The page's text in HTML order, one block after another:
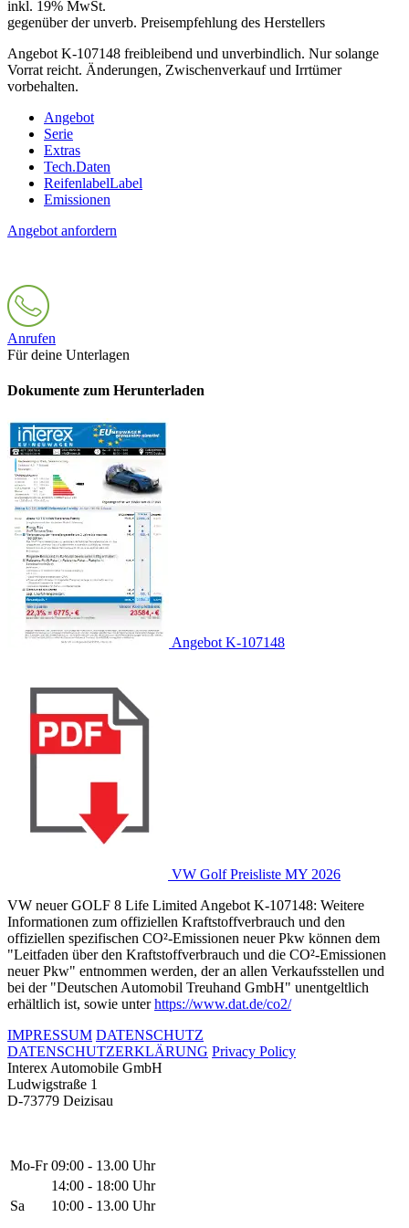
inkl. 19% MwSt.
gegenüber der unverb. Preisempfehlung des Herstellers
Angebot K-107148 freibleibend und unverbindlich. Nur solange
Vorrat reicht. Änderungen, Zwischenverkauf und Irrtümer
vorbehalten.
Angebot
Serie
Extras
Tech.Daten
ReifenlabelLabel
Emissionen
Angebot anfordern
Anrufen
Für deine Unterlagen
Dokumente zum Herunterladen
Angebot K-107148
VW Golf Preisliste MY 2026
VW neuer GOLF 8 Life Limited Angebot K-107148: Weitere
Informationen zum offiziellen Kraftstoffverbrauch und den
offiziellen spezifischen CO²-Emissionen neuer Pkw können dem
"Leitfaden über den Kraftstoffverbrauch und die CO²-Emissionen
neuer Pkw" entnommen werden, der an allen Verkaufsstellen und
bei der "Deutschen Automobil Treuhand GmbH" unentgeltlich
erhältlich ist, sowie unterhttps://www.dat.de/co2/
IMPRESSUM DATENSCHUTZ
DATENSCHUTZERKLÄRUNG Privacy Policy
Interex Automobile GmbH
Ludwigstraße 1
D-73779 Deizisau
Mo-Fr 09:00 - 13.00 Uhr
14:00 - 18:00 Uhr
Sa
10:00 - 13.00 Uhr